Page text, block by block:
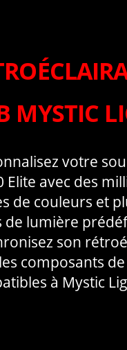
MYSTIC
votre
Elite avec des
de couleurs et
de lumière
son
composants
à Mystic